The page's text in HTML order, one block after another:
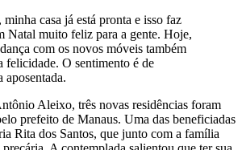
casa já está pronta e isso faz
Natal muito feliz para a gente. Hoje,
com os novos móveis também
felicidade. O sentimento é de
aposentada.
Aleixo, três novas residências foram
prefeito de Manaus. Uma das beneficiadas
Rita dos Santos, que junto com a família